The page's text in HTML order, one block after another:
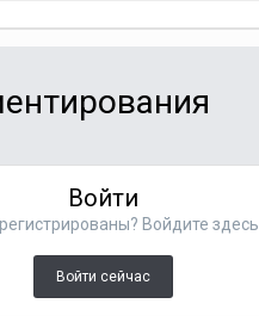
Войти
Войдите здесь.
Войти сейчас